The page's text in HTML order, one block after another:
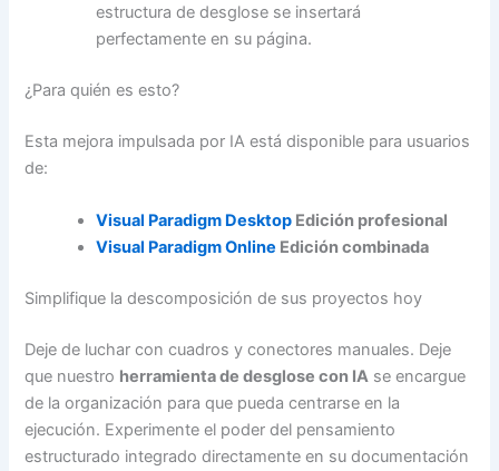
estructura de desglose se insertará
perfectamente en su página.
¿Para quién es esto?
Esta mejora impulsada por IA está disponible para usuarios
de:
Visual Paradigm Desktop Edición profesional
Visual Paradigm Online Edición combinada
Simplifique la descomposición de sus proyectos hoy
Deje de luchar con cuadros y conectores manuales. Deje
que nuestro herramienta de desglose con IA se encargue
de la organización para que pueda centrarse en la
ejecución. Experimente el poder del pensamiento
estructurado integrado directamente en su documentación